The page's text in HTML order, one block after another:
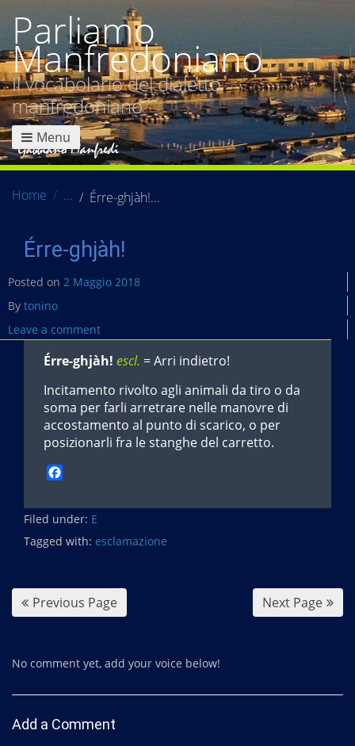
Parliamo
Manfredoniano
Il vocabolario del dialetto
manfredoniano
Menu
Home Érre-ghjàh!
Érre-ghjàh!
Posted on 2 Maggio 2018
By tonino
Leave a comment
Érre-ghjàh! escl. = Arri indietro!
Incitamento rivolto agli animali da tiro o da
soma per farli arretrare nelle manovre di
accostamento al punto di scarico, o per
posizionarli fra le stanghe del carretto.
c
e
b
Filed under: E
Tagged with: esclamazione
Previous Page Next Page
No comment yet, add your voice below!
Add a Comment